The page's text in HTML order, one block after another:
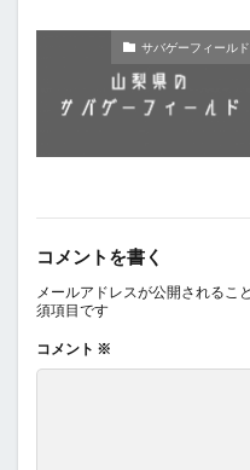
サバゲーフィールド
コメントを書く
メールアドレスが公開されるこ
須項目です
コメント ※